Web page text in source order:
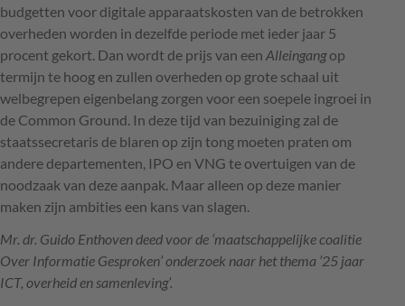
budgetten voor digitale apparaatskosten van de betrokken
overheden worden in dezelfde periode met ieder jaar 5
procent gekort. Dan wordt de prijs van een Alleingangop
termijn te hoog en zullen overheden op grote schaal uit
welbegrepen eigenbelang zorgen voor een soepele ingroei in
de Common Ground. In deze tijd van bezuiniging zal de
staatssecretaris de blaren op zijn tong moeten praten om
andere departementen, IPO en VNG te overtuigen van de
noodzaak van deze aanpak. Maar alleen op deze manier
maken zijn ambities een kans van slagen.
Mr. dr. Guido Enthoven deed voor de ‘maatschappelijke coalitie
Over Informatie Gesproken’ onderzoek naar het thema ’25 jaar
ICT, overheid en samenleving’.